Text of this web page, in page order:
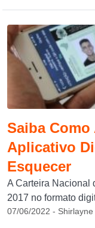
Saiba Como
Aplicativo
Esquecer
A Carteira Nacional
2017 no formato
07/06/2022 - Shirlayne